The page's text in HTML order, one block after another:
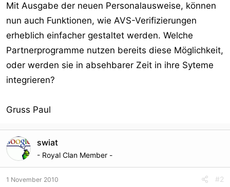
r
t
e
m
Mit Ausgabe der neuen Personalausweise, können
nun auch Funktionen, wie AVS-Verifizierungen
erheblich einfacher gestaltet werden. Welche
Partnerprogramme nutzen bereits diese Möglichkeit,
oder werden sie in absehbarer Zeit in ihre Syteme
integrieren?
Gruss Paul
swiat
- Royal Clan Member -
1 November 2010 #2